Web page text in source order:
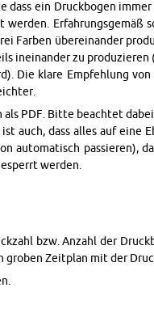
ein Druck­bo­gen
Er­fah­rungs­ge­mäß
Far­ben über­ein­an­der
in­ein­an­der zu
Die klare Emp­feh­lung von
PDF. Bitte be­ach­tet
auch, dass alles auf
au­to­ma­tisch pas­sie­ren),
wer­den.
bzw. An­zahl der
Zeit­plan mit der